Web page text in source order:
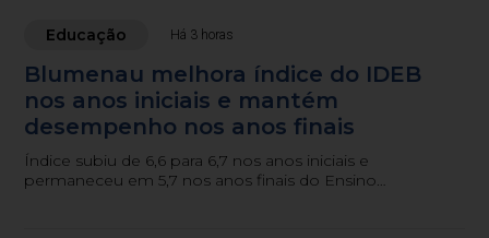
Educação Há 3 horas
Blumenau melhora índice do IDEB
nos anos iniciais e mantém
desempenho nos anos finais
Índice subiu de 6,6 para 6,7 nos anos iniciais e
permaneceu em 5,7 nos anos finais do Ensino